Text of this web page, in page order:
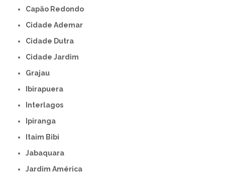
Capão Redondo
Cidade Ademar
Cidade Dutra
Cidade Jardim
Grajau
Ibirapuera
Interlagos
Ipiranga
Itaim Bibi
Jabaquara
Jardim América